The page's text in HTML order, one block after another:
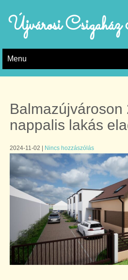
Újvárosi
Menu
Balmazújvároson
nappalis lakás
2024-11-02 Nincs hozzászólás